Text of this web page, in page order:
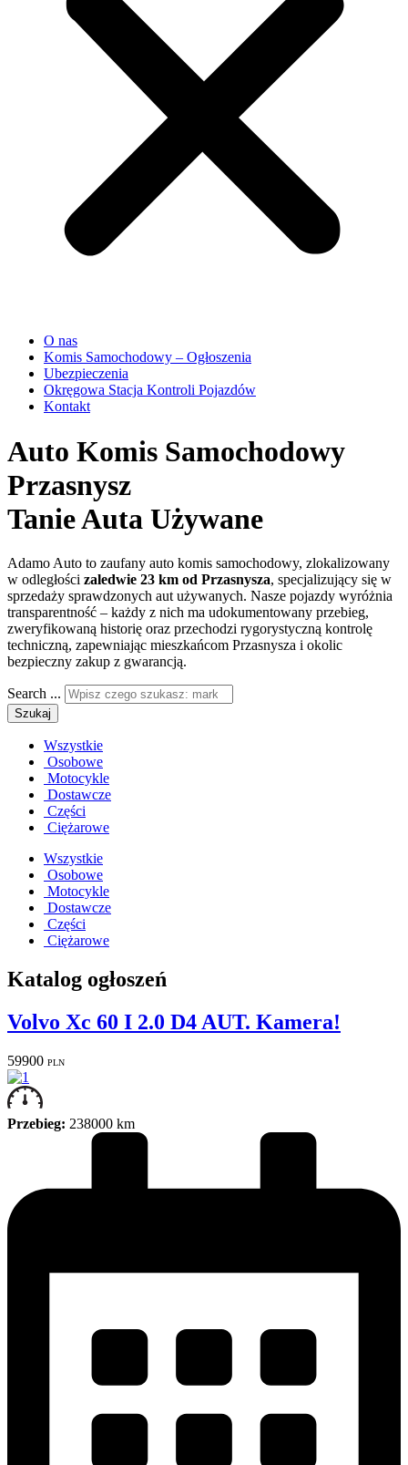
O nas
Komis Samochodowy – Ogłoszenia
Ubezpieczenia
Okręgowa Stacja Kontroli Pojazdów
Kontakt
Auto Komis Samochodowy
Przasnysz
Tanie Auta Używane
Adamo Auto to zaufany auto komis samochodowy, zlokalizowany
w odległości zaledwie 23 km od Przasnysza, specjalizujący się w
sprzedaży sprawdzonych aut używanych. Nasze pojazdy wyróżnia
transparentność – każdy z nich ma udokumentowany przebieg,
zweryfikowaną historię oraz przechodzi rygorystyczną kontrolę
techniczną, zapewniając mieszkańcom Przasnysza i okolic
bezpieczny zakup z gwarancją.
Search ...
Szukaj
Wszystkie
Osobowe
Motocykle
Dostawcze
Części
Ciężarowe
Wszystkie
Osobowe
Motocykle
Dostawcze
Części
Ciężarowe
Katalog ogłoszeń
Volvo Xc 60 I 2.0 D4 AUT. Kamera!
59900 PLN
Przebieg: 238000 km